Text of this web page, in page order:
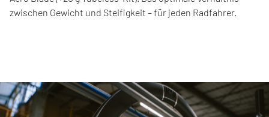
zwischen Gewicht und Steifigkeit – für jeden Radfahrer.